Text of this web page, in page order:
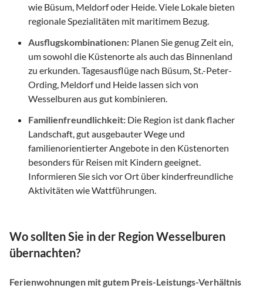
wie Büsum, Meldorf oder Heide. Viele Lokale bieten
regionale Spezialitäten mit maritimem Bezug.
Ausflugskombinationen: Planen Sie genug Zeit ein,
um sowohl die Küstenorte als auch das Binnenland
zu erkunden. Tagesausflüge nach Büsum, St.-Peter-
Ording, Meldorf und Heide lassen sich von
Wesselburen aus gut kombinieren.
Familienfreundlichkeit: Die Region ist dank flacher
Landschaft, gut ausgebauter Wege und
familienorientierter Angebote in den Küstenorten
besonders für Reisen mit Kindern geeignet.
Informieren Sie sich vor Ort über kinderfreundliche
Aktivitäten wie Wattführungen.
Wo sollten Sie in der Region Wesselburen
übernachten?
Ferienwohnungen mit gutem Preis-Leistungs-Verhältnis